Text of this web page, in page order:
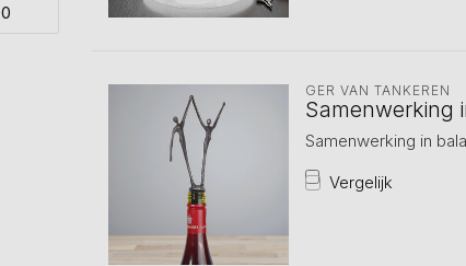
GER VAN TANKEREN
Samenwerking
Samenwerking in
Vergelijk